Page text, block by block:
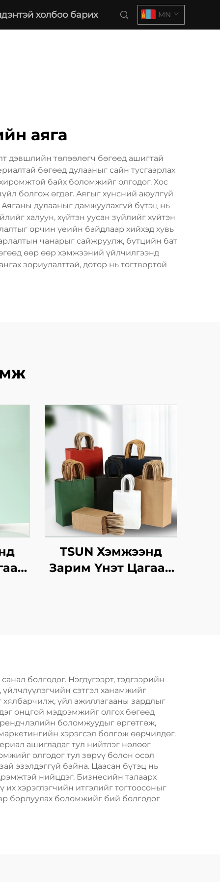
холбоо барих MN
аяга
дэвшлийн төлөөлөгч бөгөөд ашигтай
бөгөөд дулааныг сайн тусгаарлах
байх боломжийг олгодог. Хос
болгож өгдөг. Аягыг хүнсний аюулгүй
дулааныг дамжуулахгүй бүтэц нь
халуун, хүйтэн уусан зүйлийг хүйтэн
орчин үеийн байдлаар хийхэд хувь
чанарыг сайжруулж, бүтцийн бат
өөр өөр хэмжээний үйлчилгээнд
зориулалттай, дотор нь тогтвортой
TSUN Хэмжээнд
Зарим Үнэт Цагаан
Пластик Пакинг
болгодог. Нэгдүгээрт, тэдгээрийн
сэтгэл ханамжийг
хялбарчилж, үйл ажиллагааны зардлыг
онцгой мэдрэмжийг олгох бөгөөд
боломжуудыг өргөтгөж,
хэрэгсэл болгож өөрчилдөг.
ашигладаг тул нийтлэг нөлөөг
олгодог тул зөрүү болон осол
эзэлдэггүй байна. Цаасан бүтэц нь
нийцдэг. Бизнесийн талаарх
хэрэглэгчийн итгэлийг тогтоосоныг
борлуулах боломжийг бий болгодог